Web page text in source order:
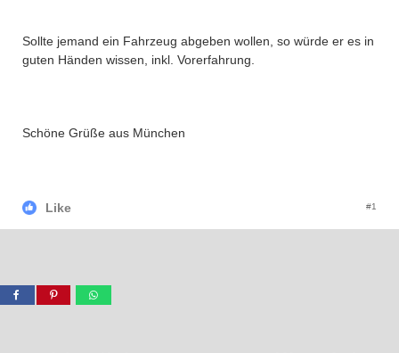
Sollte jemand ein Fahrzeug abgeben wollen, so würde er es in
guten Händen wissen, inkl. Vorerfahrung.
Schöne Grüße aus München
Like #1